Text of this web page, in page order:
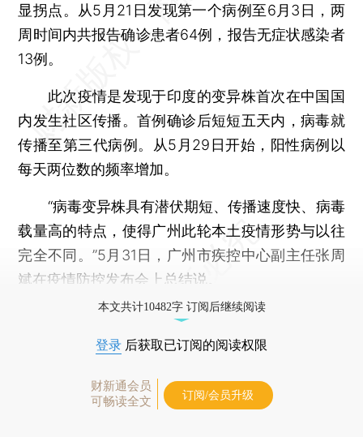
显拐点。从5月21日发现第一个病例至6月3日，两
周时间内共报告确诊患者64例，报告无症状感染者
13例。
此次疫情是发现于印度的变异株首次在中国国
内发生社区传播。首例确诊后短短五天内，病毒就
传播至第三代病例。从5月29日开始，阳性病例以
每天两位数的频率增加。
“病毒变异株具有潜伏期短、传播速度快、病毒
载量高的特点，使得广州此轮本土疫情形势与以往
完全不同。”5月31日，广州市疾控中心副主任张周
斌在疫情防控发布会上总结说。
本文共计10482字 订阅后继续阅读
登录 后获取已订阅的阅读权限
财新通会员
可畅读全文
订阅/会员升级